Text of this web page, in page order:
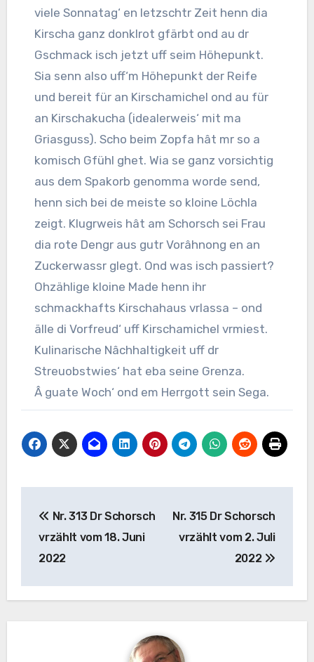
viele Sonnatag‘ en letzschtr Zeit henn dia
Kirscha ganz donklrot gfärbt ond au dr
Gschmack isch jetzt uff seim Höhepunkt.
Sia senn also uff‘m Höhepunkt der Reife
und bereit für an Kirschamichel ond au für
an Kirschakucha (idealerweis‘ mit ma
Griasguss). Scho beim Zopfa hât mr so a
komisch Gfühl ghet. Wia se ganz vorsichtig
aus dem Spakorb genomma worde send,
henn sich bei de meiste so kloine Löchla
zeigt. Klugrweis hât am Schorsch sei Frau
dia rote Dengr aus gutr Vorâhnong en an
Zuckerwassr glegt. Ond was isch passiert?
Ohzählige kloine Made henn ihr
schmackhafts Kirschahaus vrlassa – ond
älle di Vorfreud‘ uff Kirschamichel vrmiest.
Kulinarische Nâchhaltigkeit uff dr
Streuobstwies‘ hat eba seine Grenza.
Â guate Woch‘ ond em Herrgott sein Sega.
Nr. 313 Dr Schorsch
vrzählt vom 18. Juni
2022
Nr. 315 Dr Schorsch
vrzählt vom 2. Juli
2022